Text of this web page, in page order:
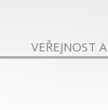
VEŘEJNOST